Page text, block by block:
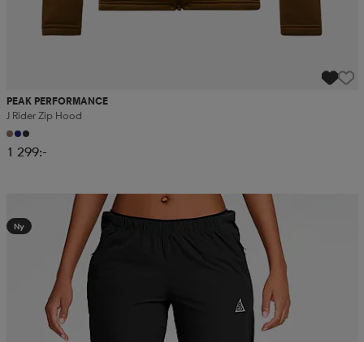
PEAK PERFORMANCE
J Rider Zip Hood
1 299:-
Kampanj -25%
Ny